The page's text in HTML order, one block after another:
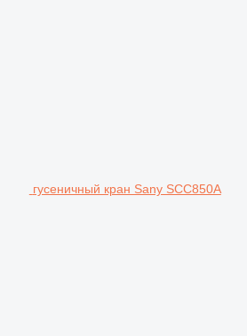
гусеничный кран Sany SCC850A